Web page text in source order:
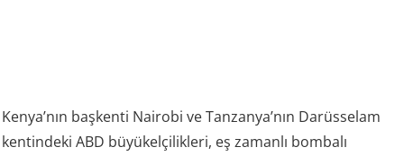
Kenya’nın başkenti Nairobi ve Tanzanya’nın Darüsselam
kentindeki ABD büyükelçilikleri, eş zamanlı bombalı